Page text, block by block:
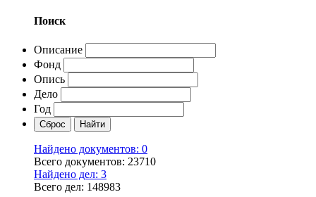
Поиск
Описание
Фонд
Опись
Дело
Год
Найдено документов: 0
Всего документов: 23710
Найдено дел: 3
Всего дел: 148983